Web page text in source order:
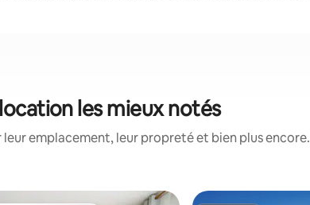
les mieux notés
emplacement, leur propreté et bien plus encore.